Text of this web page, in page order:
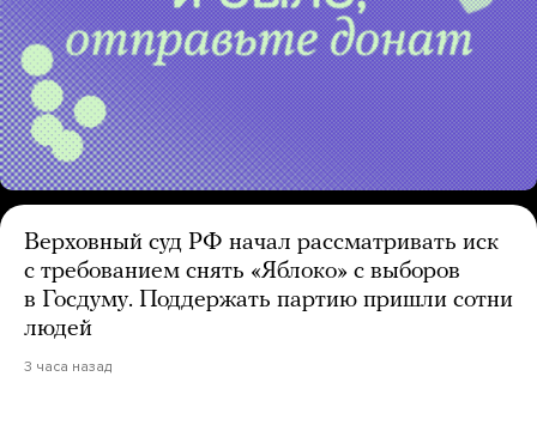
Верховный суд РФ начал рассматривать иск
с требованием снять «Яблоко» с выборов
в Госдуму. Поддержать партию пришли сотни
людей
3 часа назад